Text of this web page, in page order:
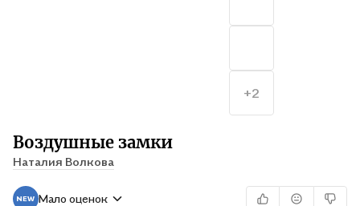
Воздушные замки
Наталия Волкова
Мало оценок
+2